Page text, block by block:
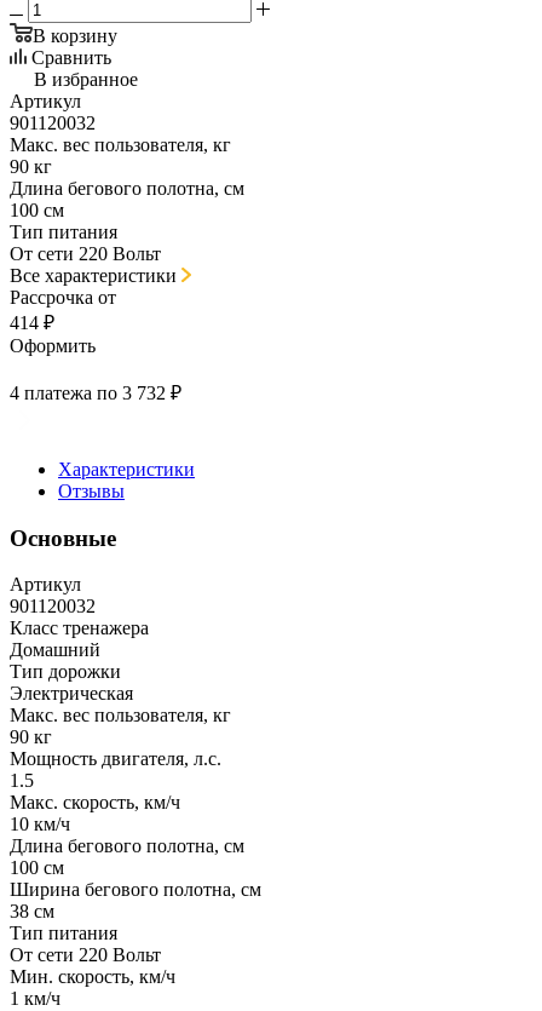
В корзину
Сравнить
В избранное
Артикул
901120032
Макс. вес пользователя, кг
90 кг
Длина бегового полотна, см
100 см
Тип питания
От сети 220 Вольт
Все характеристики
Рассрочка от
414 ₽
Оформить
4 платежа по 3 732 ₽
Характеристики
Отзывы
Основные
Артикул
901120032
Класс тренажера
Домашний
Тип дорожки
Электрическая
Макс. вес пользователя, кг
90 кг
Мощность двигателя, л.с.
1.5
Макс. скорость, км/ч
10 км/ч
Длина бегового полотна, см
100 см
Ширина бегового полотна, см
38 см
Тип питания
От сети 220 Вольт
Мин. скорость, км/ч
1 км/ч